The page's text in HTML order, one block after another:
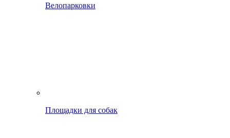
Велопарковки
Площадки для собак